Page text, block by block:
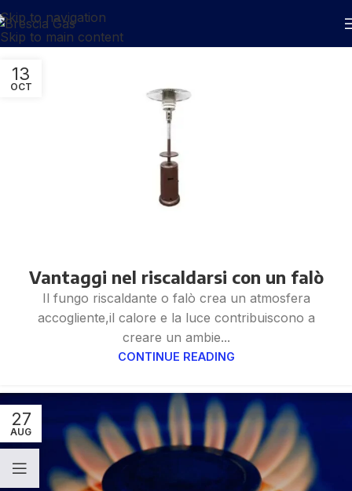
Skip to navigation
Skip to main content
13
OCT
Vantaggi nel riscaldarsi con un falò
Il fungo riscaldante o falò crea un atmosfera
accogliente,il calore e la luce contribuiscono a
creare un ambie...
CONTINUE READING
27
AUG